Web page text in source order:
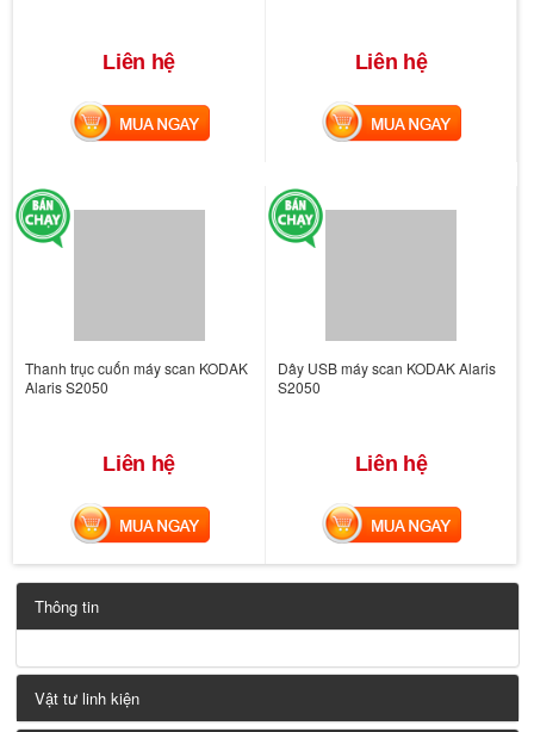
Liên hệ
MUA NGAY
Liên hệ
MUA NGAY
Thanh trục cuốn máy scan KODAK
Alaris S2050
Liên hệ
MUA NGAY
Dây USB máy scan KODAK Alaris
S2050
Liên hệ
MUA NGAY
Thông tin
Vật tư linh kiện